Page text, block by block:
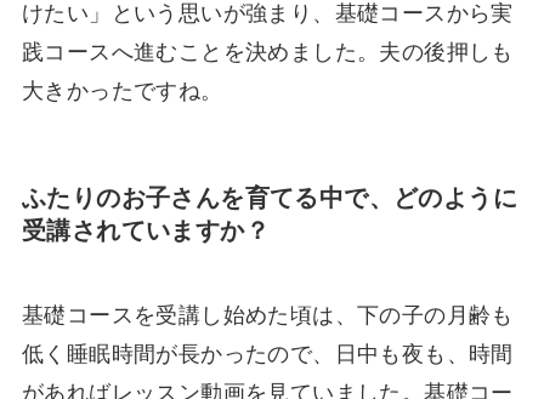
けたい」という思いが強まり、基礎コースから実
践コースへ進むことを決めました。夫の後押しも
大きかったですね。
ふたりのお子さんを育てる中で、どのように
受講されていますか？
基礎コースを受講し始めた頃は、下の子の月齢も
低く睡眠時間が長かったので、日中も夜も、時間
があればレッスン動画を見ていました。基礎コー